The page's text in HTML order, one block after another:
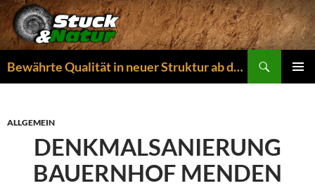
Zum
Inhalt
springen
Bewährte Qualität in neuer Struktur ab dem 01.04.2026
ALLGEMEIN
DENKMALSANIERUNG
BAUERNHOF MENDEN